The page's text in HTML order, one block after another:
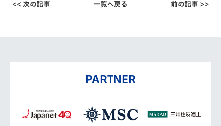
<< 次の記事 一覧へ戻る 前の記事 >>
PARTNER